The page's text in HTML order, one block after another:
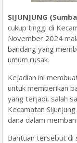
SIJUNJUNG
cukup tinggi di
November 2024
bandang yang
umum rusak.
Kejadian ini
untuk memberikan
yang terjadi, salah
Kecamatan
dana dalam
Bantuan tersebut di